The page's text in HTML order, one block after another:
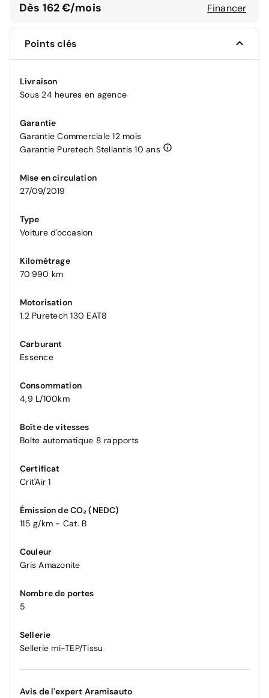
Dès 162 €/mois Financer
Points clés
Livraison
Sous 24 heures en agence
Garantie
Garantie Commerciale 12 mois
Garantie Puretech Stellantis 10 ans
Mise en circulation
27/09/2019
Type
Voiture d'occasion
Kilométrage
70 990 km
Motorisation
1.2 Puretech 130 EAT8
Carburant
Essence
Consommation
4,9 L/100km
Boîte de vitesses
Boîte automatique 8 rapports
Certificat
Crit'Air 1
Émission de CO₂ (NEDC)
115 g/km - Cat. B
Couleur
Gris Amazonite
Nombre de portes
5
Sellerie
Sellerie mi-TEP/Tissu
Avis de l'expert Aramisauto